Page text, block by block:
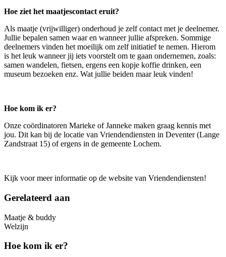
Hoe ziet het maatjescontact eruit?
Als maatje (vrijwilliger) onderhoud je zelf contact met je deelnemer.
Jullie bepalen samen waar en wanneer jullie afspreken. Sommige
deelnemers vinden het moeilijk om zelf initiatief te nemen. Hierom
is het leuk wanneer jij iets voorstelt om te gaan ondernemen, zoals:
samen wandelen, fietsen, ergens een kopje koffie drinken, een
museum bezoeken enz. Wat jullie beiden maar leuk vinden!
Hoe kom ik er?
Onze coördinatoren Marieke of Janneke maken graag kennis met
jou. Dit kan bij de locatie van Vriendendiensten in Deventer (Lange
Zandstraat 15) of ergens in de gemeente Lochem.
Kijk voor meer informatie op de website van Vriendendiensten!
Gerelateerd aan
Maatje & buddy
Welzijn
Hoe kom ik er?